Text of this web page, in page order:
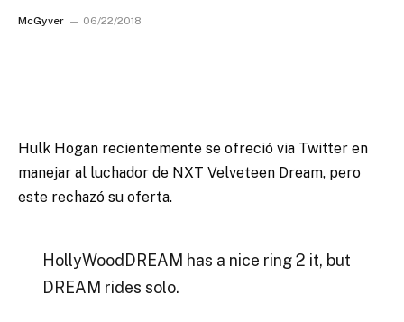
McGyver 06/22/2018
Hulk Hogan recientemente se ofreció via Twitter en
manejar al luchador de NXT Velveteen Dream, pero
este rechazó su oferta.
HollyWoodDREAM has a nice ring 2 it, but
DREAM rides solo.